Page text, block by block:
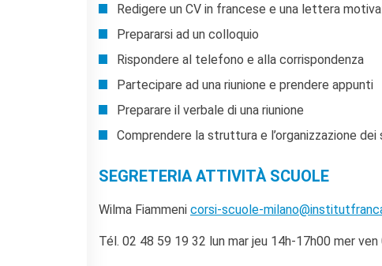
Diplomi DELF DALF
Test di lingua TCF
SERVIZIO TRADUZIONE
MEDIATECA
Catalogo
Culturethèque
SCUOLA & UNIVERSITÀ
Cooperazione educativa
universitaria
Redigere un CV in francese e una lettera
Prepararsi ad un colloquio
Rispondere al telefono e alla corrispondenza
Partecipare ad una riunione e prendere appunti
Preparare il verbale di una riunione
Comprendere la struttura e l’organizzazione
SEGRETERIA ATTIVITÀ SCUOLE
Wilma Fiammeni corsi-scuole-
Tél. 02 48 59 19 32 lun mar jeu 14h-17h00 mer